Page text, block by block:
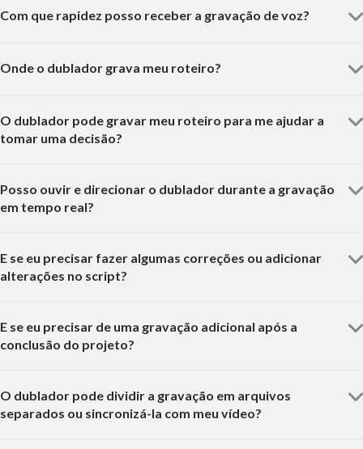
Com que rapidez posso receber a gravação de voz?
Onde o dublador grava meu roteiro?
O dublador pode gravar meu roteiro para me ajudar a
tomar uma decisão?
Posso ouvir e direcionar o dublador durante a gravação
em tempo real?
E se eu precisar fazer algumas correções ou adicionar
alterações no script?
E se eu precisar de uma gravação adicional após a
conclusão do projeto?
O dublador pode dividir a gravação em arquivos
separados ou sincronizá-la com meu vídeo?